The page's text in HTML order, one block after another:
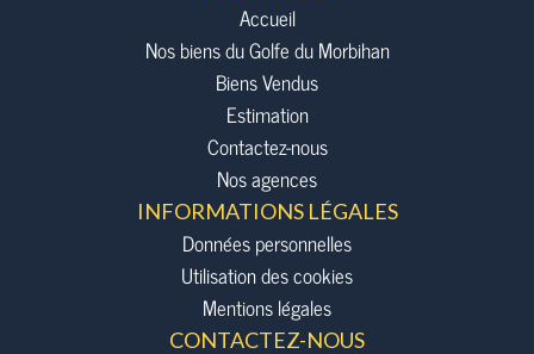
Accueil
Nos biens du Golfe du Morbihan
Biens Vendus
Estimation
Contactez-nous
Nos agences
INFORMATIONS LÉGALES
Données personnelles
Utilisation des cookies
Mentions légales
CONTACTEZ-NOUS